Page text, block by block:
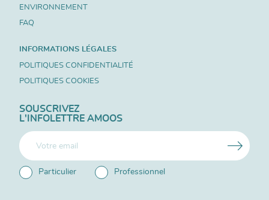
ENVIRONNEMENT
FAQ
INFORMATIONS LÉGALES
POLITIQUES CONFIDENTIALITÉ
POLITIQUES COOKIES
SOUSCRIVEZ
L'INFOLETTRE AMOOS
Particulier Professionnel